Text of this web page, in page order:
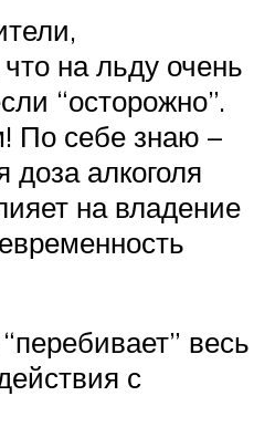
на льду очень
“осторожно”.
По себе знаю –
алкоголя
на владение
весь
с